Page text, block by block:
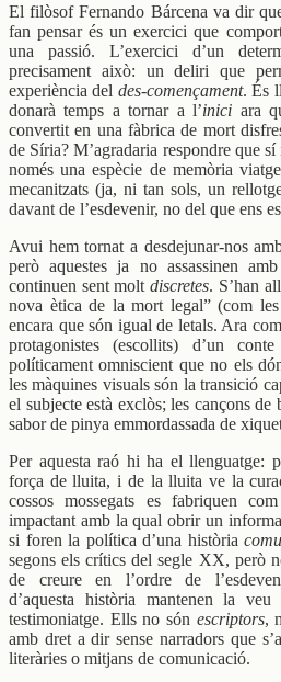
El filòsof Fernando Bárcena va dir
fan pensar és un exercici que
una passió. L’exercici d’un
precisament això: un deliri que
experiència del des-començament. És
donarà temps a tornar a l’inici ara
convertit en una fàbrica de mort
de Síria? M’agradaria respondre que
només una espècie de memòria
mecanitzats (ja, ni tan sols, un
davant de l’esdevenir, no del que ens
Avui hem tornat a desdejunar-nos
però aquestes ja no assassinen
continuen sent moltdiscretes. S’han
nova ètica de la mort legal” (com
encara que són igual de letals. Ara
protagonistes (escollits) d’un
políticament omniscient que no els
les màquines visuals són la transició
el subjecte està exclòs; les cançons de
sabor de pinya emmordassada de
Per aquesta raó hi ha el llenguatge:
força de lluita, i de la lluita ve la
cossos mossegats es fabriquen
impactant amb la qual obrir un
si foren la política d’una història
segons els crítics del segle XX, però
de creure en l’ordre de
d’aquesta història mantenen la
testimoniatge. Ells no són escriptors,
amb dret a dir sense narradors que
literàries o mitjans de comunicació.